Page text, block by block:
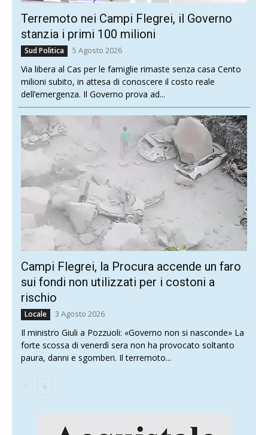
Terremoto nei Campi Flegrei, il Governo
stanzia i primi 100 milioni
Sud Politica 5 Agosto 2026
Via libera al Cas per le famiglie rimaste senza casa Cento
milioni subito, in attesa di conoscere il costo reale
dell’emergenza. Il Governo prova ad...
Campi Flegrei, la Procura accende un faro
sui fondi non utilizzati per i costoni a
rischio
Locale 3 Agosto 2026
Il ministro Giuli a Pozzuoli: «Governo non si nasconde» La
forte scossa di venerdì sera non ha provocato soltanto
paura, danni e sgomberi. Il terremoto...